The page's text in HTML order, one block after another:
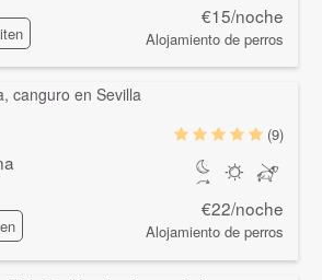
€15/noche
Alojamiento de perros
(9)
€22/noche
Alojamiento de perros